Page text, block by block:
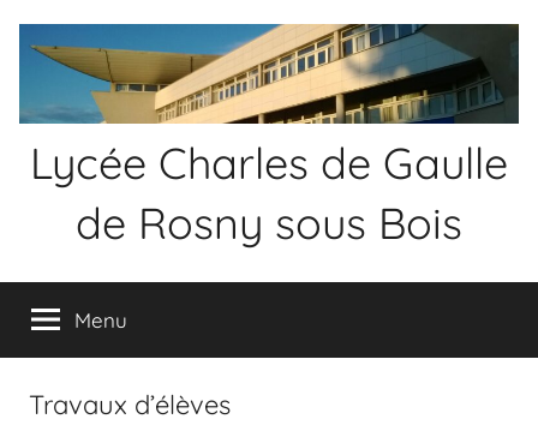
Lycée Charles de Gaulle
de Rosny sous Bois
Menu
Travaux d’élèves